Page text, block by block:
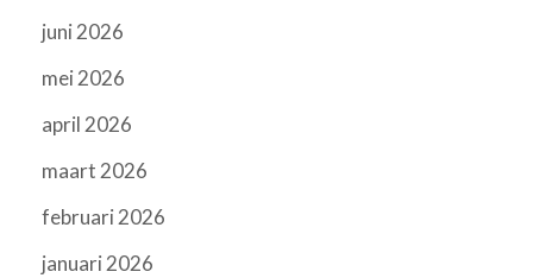
juni 2026
mei 2026
april 2026
maart 2026
februari 2026
januari 2026